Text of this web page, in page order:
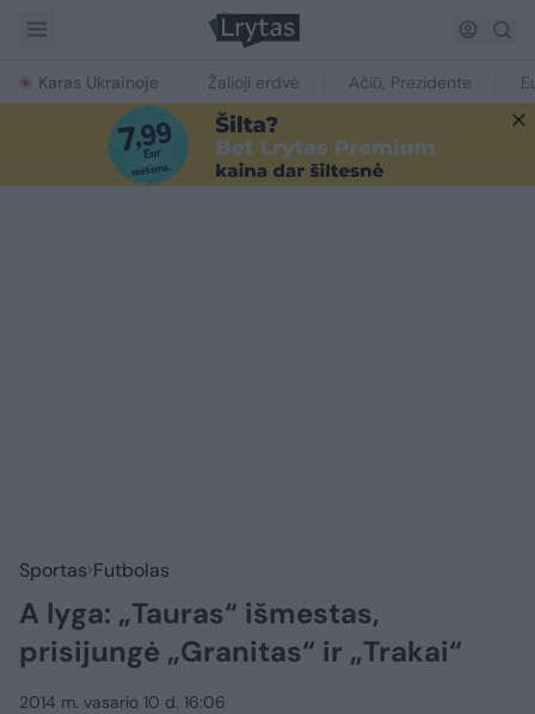
Karas Ukrainoje Žalioji erdvė Ačiū, Prezidente
Sportas Futbolas
A lyga: „Tauras“ išmestas,
prisijungė „Granitas“ ir „Trakai“
2014 m. vasario 10 d. 16:06